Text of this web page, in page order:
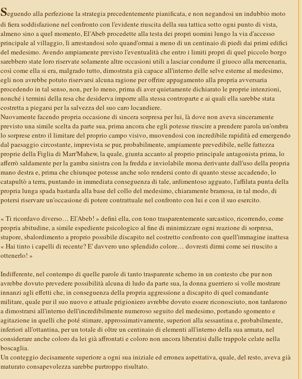
Seguendo alla perfezione la strategia precedentemente pianificata, e non negandosi un indubbio moto
di fiera soddisfazione nel confronto con l'evidente riuscita della sua tattica sotto ogni punto di vista,
almeno sino a quel momento, El'Abeb procedette alla testa dei propri uomini lungo la via d'accesso
principale al villaggio, lì arrestandosi solo quand'ormai a meno di un centinaio di piedi dai primi edifici
del medesimo. Avendo ampiamente previsto l'eventualità che entro i limiti propri di quel piccolo borgo
sarebbero state loro riservate solamente altre occasioni utili a lasciar condurre il giuoco alla mercenaria,
così come ella si era, malgrado tutto, dimostrata già capace all'interno delle selve esterne al medesimo,
egli non avrebbe potuto riservarsi alcuna ragione per offrire appagamento alla propria avversaria
procedendo in tal senso, non, per lo meno, prima di aver quietamente dichiarato le proprie intenzioni,
nonché i termini della resa che desiderva imporre alla stessa controparte e ai quali ella sarebbe stata
costretta a piegarsi per la salvezza del suo caro locandiere.
Nuovamente facendo propria occasione di sincera sorpresa per lui, là dove non aveva sinceramente
previsto una simile scelta da parte sua, prima ancora che egli potesse riuscire a prendere parola un'ombra
lo sorprese entro il limitare del proprio campo visivo, muovendosi con incredibile rapidità ed emergendo
dal paesaggio circostante, imprevista se pur, probabilmente, ampiamente prevedibile, nelle fattezza
proprie della Figlia di Marr'Mahew, la quale, giunta accanto al proprio principale antagonista prima, lo
afferrò saldamente per la gamba sinistra con la fredda e inviolabile morsa derivante dall'uso della propria
mano destra e, prima che chiunque potesse anche solo rendersi conto di quanto stesse accadendo, lo
catapultò a terra, puntando in immediata conseguenza di tale, ardimentoso agguato, l'affilata punta della
propria lunga spada bastarda alla base del collo del medesimo, chiaramente bramosa, in tal modo, di
potersi riservare un'occasione di potere contrattuale nel confronto con lui e con il suo esercito.
« Ti ricordavo diverso… El'Abeb! » definì ella, con tono trasparentemente sarcastico, ricorrendo, come
propria abitudine, a simile espediente psicologico al fine di minimizzare ogni reazione di sorpresa,
stupore, sbalordimento a proprio possibile discapito nel costretto confronto con quell'immagine inattesa
« Hai tinto i capelli di recente? E' davvero uno splendido colore… dovresti dirmi come sei riuscito a
ottenerlo! »
Indifferente, nel contempo di quelle parole di tanto trasparente scherno in un contesto che pur non
avrebbe dovuto prevedere possibilità alcuna di ludo da parte sua, la donna guerriero si volle mostrare
innanzi agli effetti che, in conseguenza della propria aggressione a discapito di quel comandante
militare, quale pur il suo nuovo e attuale prigioniero avrebbe dovuto essere riconosciuto, non tardarono
a dimostrarsi all'interno dell'incredibilmente numeroso seguito del medesimo, portando sgomento e
agitazione in quelli che poté stimare, approssimativamente, superiori alla sessantina e, probabilmente,
inferiori all'ottantina, per un totale di oltre un centinaio di elementi all'interno della sua armata, nel
considerare anche coloro da lei già affrontati e coloro non ancora liberatisi dalle trappole celate nella
boscaglia.
Un conteggio decisamente superiore a ogni sua iniziale ed erronea aspettativa, quale, del resto, aveva già
maturato consapevolezza sarebbe purtroppo risultato.